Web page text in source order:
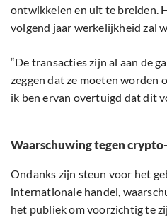
ontwikkelen en uit te breiden.
volgend jaar werkelijkheid zal
“De transacties zijn al aan de
zeggen dat ze moeten worden
ik ben ervan overtuigd dat dit
Waarschuwing tegen
Ondanks zijn steun voor het
internationale handel,
het publiek om voorzichtig te